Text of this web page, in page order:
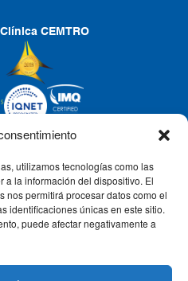
utilizamos tecnologías como las
a la información del dispositivo. El
nos permitirá procesar datos como el
identificaciones únicas en este sitio.
puede afectar negativamente a
CEMTRO